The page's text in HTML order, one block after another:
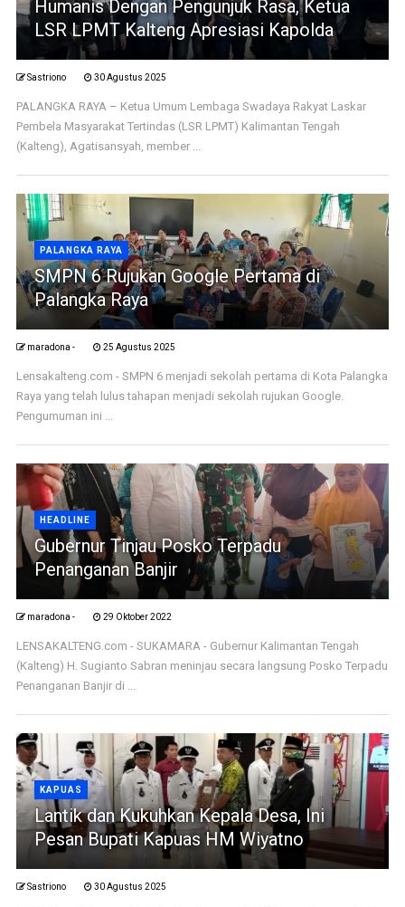
Humanis Dengan Pengunjuk Rasa, Ketua
LSR LPMT Kalteng Apresiasi Kapolda
Sastriono 30 Agustus 2025
PALANGKA RAYA – Ketua Umum Lembaga Swadaya Rakyat Laskar
Pembela Masyarakat Tertindas (LSR LPMT) Kalimantan Tengah
(Kalteng), Agatisansyah, member ...
PALANGKA RAYA
SMPN 6 Rujukan Google Pertama di
Palangka Raya
maradona - 25 Agustus 2025
Lensakalteng.com - SMPN 6 menjadi sekolah pertama di Kota Palangka
Raya yang telah lulus tahapan menjadi sekolah rujukan Google.
Pengumuman ini ...
HEADLINE
Gubernur Tinjau Posko Terpadu
Penanganan Banjir
maradona - 29 Oktober 2022
LENSAKALTENG.com - SUKAMARA - Gubernur Kalimantan Tengah
(Kalteng) H. Sugianto Sabran meninjau secara langsung Posko Terpadu
Penanganan Banjir di ...
KAPUAS
Lantik dan Kukuhkan Kepala Desa, Ini
Pesan Bupati Kapuas HM Wiyatno
Sastriono 30 Agustus 2025